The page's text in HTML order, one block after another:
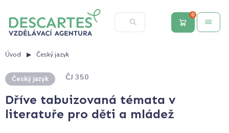
0
Úvod Český jazyk
Český jazyk ČJ 350
Dříve tabuizovaná témata v
literatuře pro děti a mládež